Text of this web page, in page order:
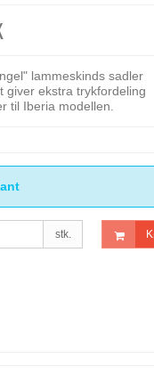
lammeskinds sadler
giver ekstra trykfordeling
til Iberia modellen.
stk.